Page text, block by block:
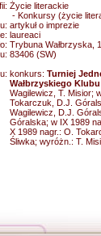
Życie literackie
- Konkursy (życie
artykuł o imprezie
laureaci
Trybuna Wałbrzyska,
83406 (SW)
konkurs: Turniej
Wałbrzyskiego
Wagilewicz, T. Misior;
Tokarczuk, D.J.
Wagilewicz, D.J.
Góralska; w IX 1989
X 1989 nagr.: O.
Śliwka; wyróżn.: T.